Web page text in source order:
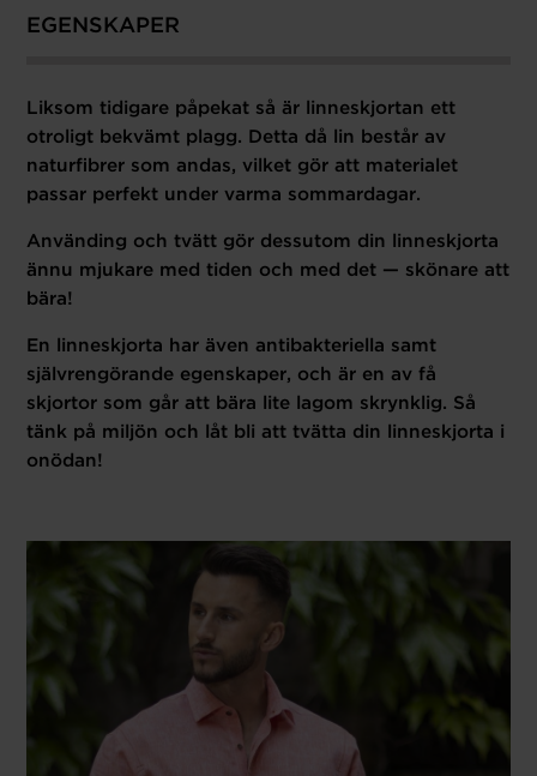
EGENSKAPER
Liksom tidigare påpekat så är linneskjortan ett
otroligt bekvämt plagg. Detta då lin består av
naturfibrer som andas, vilket gör att materialet
passar perfekt under varma sommardagar.
Använding och tvätt gör dessutom din linneskjorta
ännu mjukare med tiden och med det — skönare att
bära!
En linneskjorta har även antibakteriella samt
självrengörande egenskaper, och är en av få
skjortor som går att bära lite lagom skrynklig. Så
tänk på miljön och låt bli att tvätta din linneskjorta i
onödan!